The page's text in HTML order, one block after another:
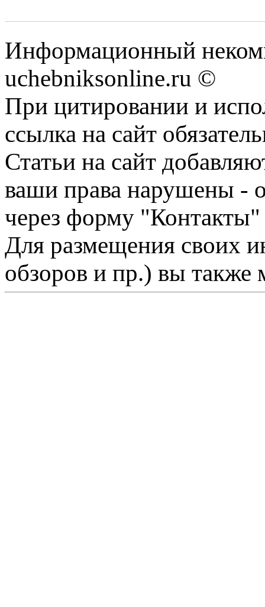
Информационный
uchebniksonline.ru ©
При цитировании и
ссылка на сайт
Статьи на сайт
ваши права нарушены -
через форму "Контакты"
Для размещения своих
обзоров и пр.) вы также